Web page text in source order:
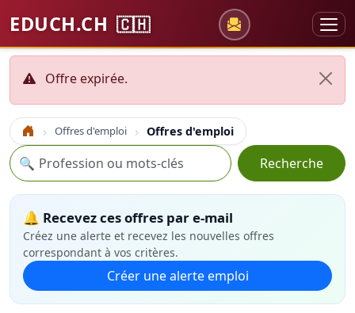
EDUCH.CH 🇨🇭
Offre expirée.
Accueil Offres d'emploi Offres d'emploi
Recherche
🔍 Recherche
🔔 Recevez ces offres par e-mail
Créez une alerte et recevez les nouvelles offres
correspondant à vos critères.
Créer une alerte emploi